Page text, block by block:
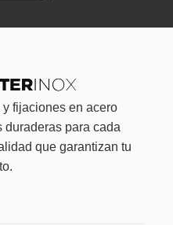
fijaciones en acero
para cada
que garantizan tu